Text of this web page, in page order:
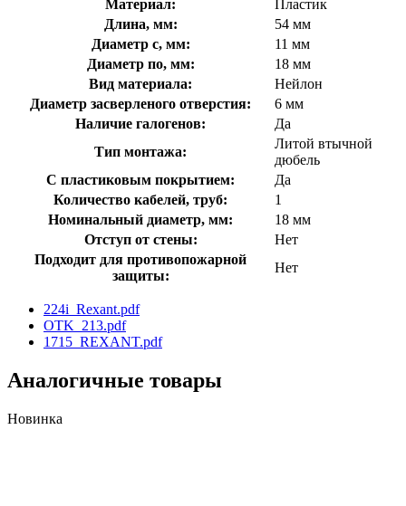
Материал:
Пластик
Длина, мм:
54 мм
Диаметр с, мм:
11 мм
Диаметр по, мм:
18 мм
Вид материала:
Нейлон
Диаметр засверленого отверстия:
6 мм
Наличие галогенов:
Да
Тип монтажа:
Литой втычной
дюбель
С пластиковым покрытием:
Да
Количество кабелей, труб:
1
Номинальный диаметр, мм:
18 мм
Отступ от стены:
Нет
Подходит для противопожарной
защиты:
Нет
224i_Rexant.pdf
OTK_213.pdf
1715_REXANT.pdf
Аналогичные товары
Новинка